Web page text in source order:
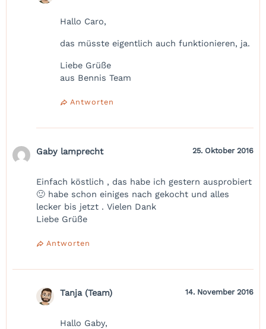
Hallo Caro,
das müsste eigentlich auch funktionieren, ja.
Liebe Grüße
aus Bennis Team
Antworten
Gaby lamprecht 25. Oktober 2016
Einfach köstlich , das habe ich gestern ausprobiert
🙂 habe schon einiges nach gekocht und alles
lecker bis jetzt . Vielen Dank
Liebe Grüße
Antworten
Tanja (Team) 14. November 2016
Hallo Gaby,